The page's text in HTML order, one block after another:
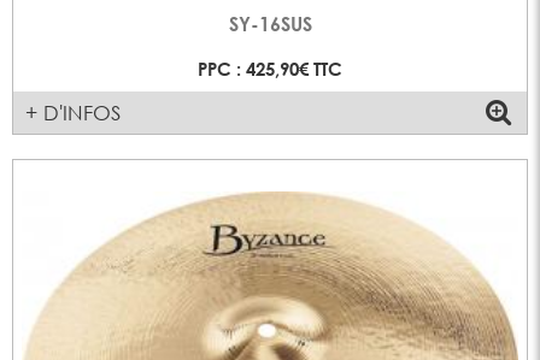
SY-16SUS
PPC : 425,90€ TTC
+ D'INFOS